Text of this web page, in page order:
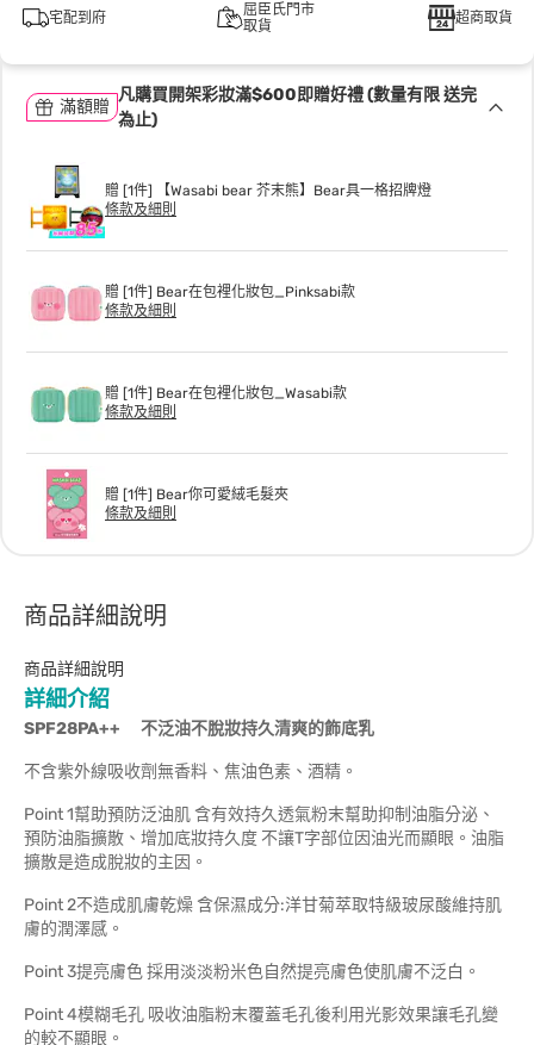
宅配到府
屈臣氏門市
取貨
超商取貨
滿額贈
凡購買開架彩妝滿$600即贈好禮 (數量有限 送完
為止)
贈 [1件] 【Wasabi bear 芥末熊】Bear具一格招牌燈
條款及細則
贈 [1件] Bear在包裡化妝包_Pinksabi款
條款及細則
贈 [1件] Bear在包裡化妝包_Wasabi款
條款及細則
贈 [1件] Bear你可愛絨毛髮夾
條款及細則
商品詳細說明
商品詳細說明
詳細介紹
SPF28PA++ 不泛油不脫妝持久清爽的飾底乳
不含紫外線吸收劑無香料、焦油色素、酒精。
Point 1幫助預防泛油肌 含有效持久透氣粉末幫助抑制油脂分泌、
預防油脂擴散、增加底妝持久度 不讓T字部位因油光而顯眼。油脂
擴散是造成脫妝的主因。
Point 2不造成肌膚乾燥 含保濕成分:洋甘菊萃取特級玻尿酸維持肌
膚的潤澤感。
Point 3提亮膚色 採用淡淡粉米色自然提亮膚色使肌膚不泛白。
Point 4模糊毛孔 吸收油脂粉末覆蓋毛孔後利用光影效果讓毛孔變
的較不顯眼。